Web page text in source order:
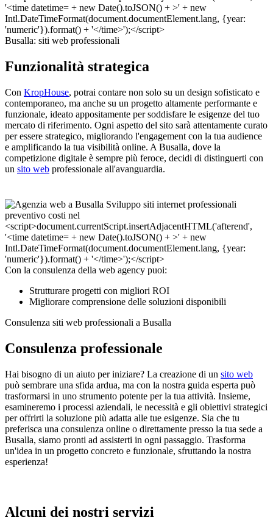
Busalla: siti web professionali
Funzionalità strategica
Con KropHouse, potrai contare non solo su un design sofisticato e
contemporaneo, ma anche su un progetto altamente performante e
funzionale, ideato appositamente per soddisfare le esigenze del tuo
mercato di riferimento. Ogni aspetto del sito sarà attentamente curato
per essere strategico, migliorando l'engagement con la tua audience
e amplificando la tua visibilità online. A Busalla, dove la
competizione digitale è sempre più feroce, decidi di distinguerti con
un sito web professionale all'avanguardia.
Con la consulenza della web agency puoi:
Strutturare progetti con migliori ROI
Migliorare comprensione delle soluzioni disponibili
Consulenza siti web professionali a Busalla
Consulenza professionale
Hai bisogno di un aiuto per iniziare? La creazione di un sito web
può sembrare una sfida ardua, ma con la nostra guida esperta può
trasformarsi in uno strumento potente per la tua attività. Insieme,
esamineremo i processi aziendali, le necessità e gli obiettivi strategici
per offrirti la soluzione più adatta alle tue esigenze. Sia che tu
preferisca una consulenza online o direttamente presso la tua sede a
Busalla, siamo pronti ad assisterti in ogni passaggio. Trasforma
un'idea in un progetto concreto e funzionale, sfruttando la nostra
esperienza!
Alcuni dei nostri servizi